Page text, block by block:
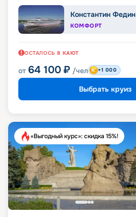
Константин Федин
КОМФОРТ
ОСТАЛОСЬ 8 КАЮТ
от 64 100 ₽ /чел +1 000
Выбрать круиз
«Выгодный курс»: скидка 15%!